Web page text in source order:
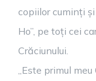
copiilor cuminți
Ho”, pe toți cei
Crăciunului.
„Este primul